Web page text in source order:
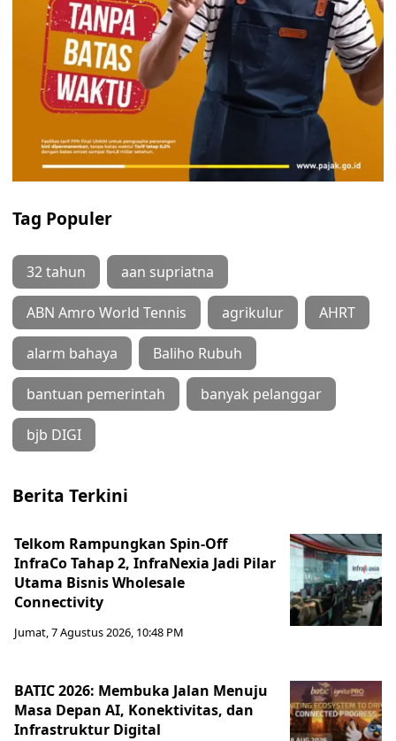
Tag Populer
32 tahun aan supriatna
ABN Amro World Tennis agrikulur AHRT
alarm bahaya Baliho Rubuh
bantuan pemerintah banyak pelanggar
bjb DIGI
Berita Terkini
Telkom Rampungkan Spin-Off
InfraCo Tahap 2, InfraNexia Jadi Pilar
Utama Bisnis Wholesale
Connectivity
Jumat, 7 Agustus 2026, 10:48 PM
BATIC 2026: Membuka Jalan Menuju
Masa Depan AI, Konektivitas, dan
Infrastruktur Digital